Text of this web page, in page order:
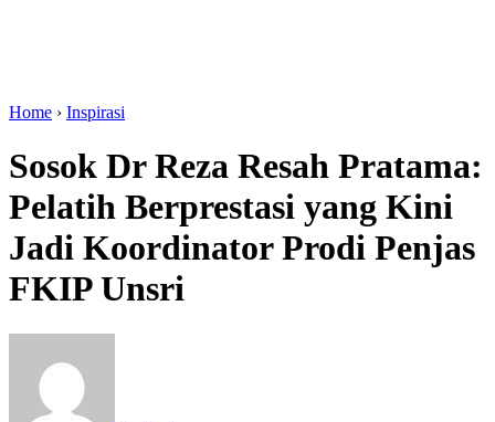
Home › Inspirasi
Sosok Dr Reza Resah Pratama:
Pelatih Berprestasi yang Kini
Jadi Koordinator Prodi Penjas
FKIP Unsri